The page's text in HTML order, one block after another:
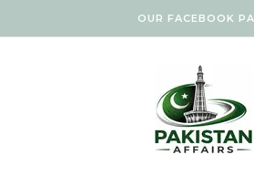
OUR FACEBOOK